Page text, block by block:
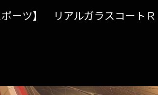
gravice
スポーツ】 リアルガラスコー